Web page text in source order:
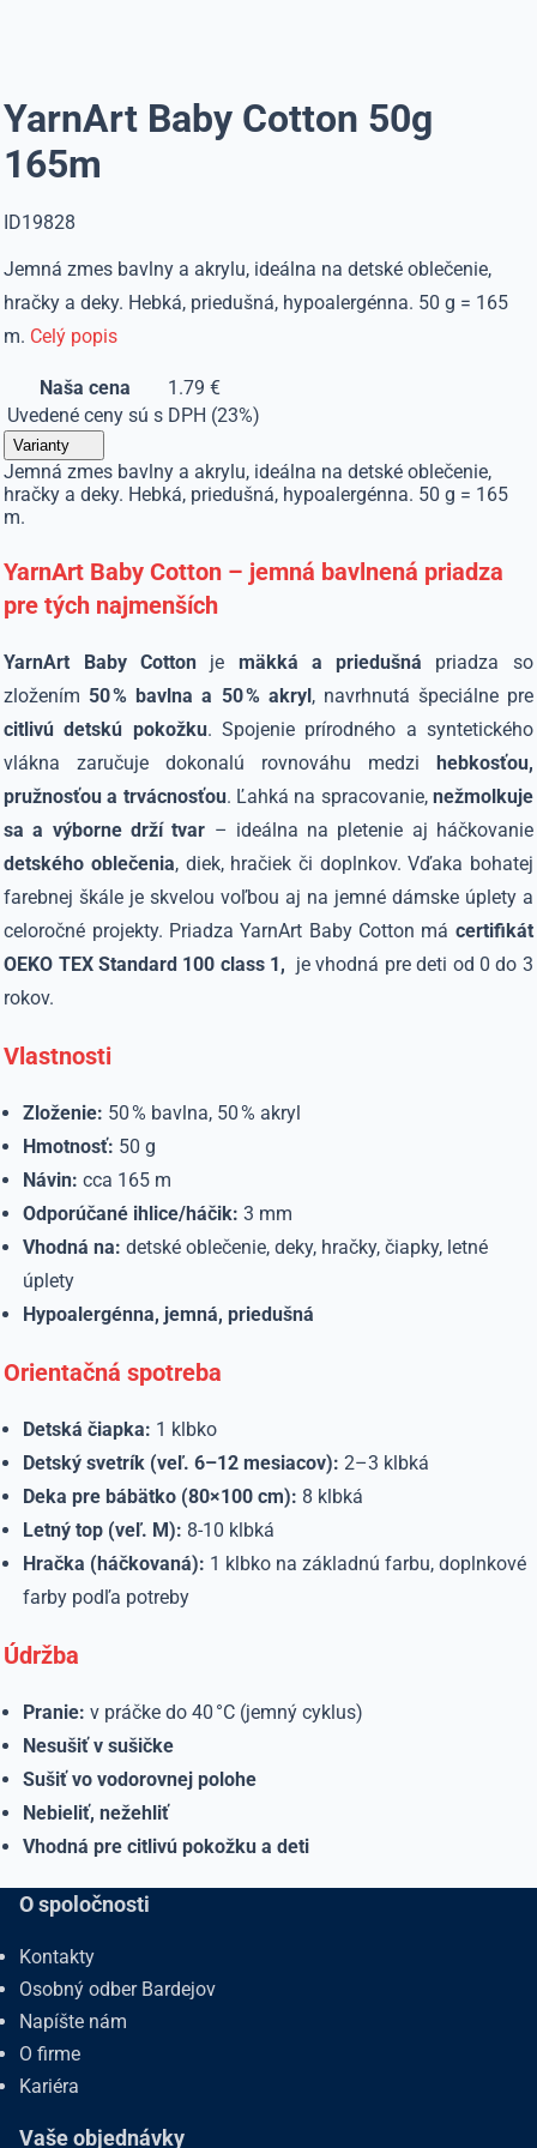
YarnArt Baby Cotton 50g
165m
ID19828
Jemná zmes bavlny a akrylu, ideálna na detské oblečenie,
hračky a deky. Hebká, priedušná, hypoalergénna. 50 g = 165
m. Celý popis
Naša cena
1.79 €
Uvedené ceny sú s DPH (23%)
Varianty
Jemná zmes bavlny a akrylu, ideálna na detské oblečenie,
hračky a deky. Hebká, priedušná, hypoalergénna. 50 g = 165
m.
YarnArt Baby Cotton – jemná bavlnená priadza
pre tých najmenších
YarnArt Baby Cottonje mäkká a priedušná priadza so
zložením 50 % bavlna a 50 % akryl, navrhnutá špeciálne pre
citlivú detskú pokožku. Spojenie prírodného a syntetického
vlákna zaručuje dokonalú rovnováhu medzi hebkosťou,
pružnosťou a trvácnosťou. Ľahká na spracovanie, nežmolkuje
sa a výborne drží tvar – ideálna na pletenie aj háčkovanie
detského oblečenia, diek, hračiek či doplnkov. Vďaka bohatej
farebnej škále je skvelou voľbou aj na jemné dámske úplety a
celoročné projekty. Priadza YarnArt Baby Cotton má certifikát
OEKO TEX Standard 100 class 1, je vhodná pre deti od 0 do 3
rokov.
Vlastnosti
Zloženie: 50 % bavlna, 50 % akryl
Hmotnosť: 50 g
Návin: cca 165 m
Odporúčané ihlice/háčik: 3 mm
Vhodná na: detské oblečenie, deky, hračky, čiapky, letné
úplety
Hypoalergénna, jemná, priedušná
Orientačná spotreba
Detská čiapka: 1 klbko
Detský svetrík (veľ. 6–12 mesiacov): 2–3 klbká
Deka pre bábätko (80×100 cm): 8 klbká
Letný top (veľ. M): 8-10 klbká
Hračka (háčkovaná): 1 klbko na základnú farbu, doplnkové
farby podľa potreby
Údržba
Pranie: v práčke do 40 °C (jemný cyklus)
Nesušiť v sušičke
Sušiť vo vodorovnej polohe
Nebieliť, nežehliť
Vhodná pre citlivú pokožku a deti
O spoločnosti
Kontakty
Osobný odber Bardejov
Napíšte nám
O firme
Kariéra
Vaše objednávky